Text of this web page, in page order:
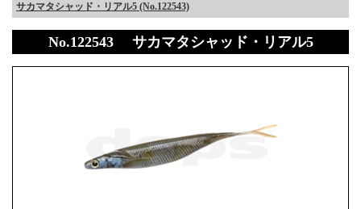
サカマタシャッド・リアル5 (No.122543)
No.122543 サカマタシャッド・リアル5